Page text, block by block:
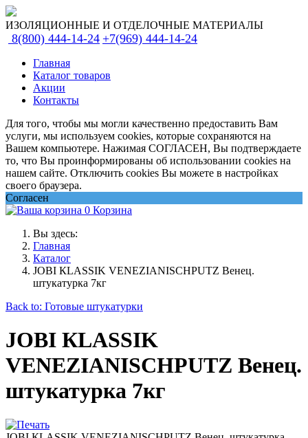
ИЗОЛЯЦИОННЫЕ И ОТДЕЛОЧНЫЕ МАТЕРИАЛЫ
8(800) 444-14-24 +7(969) 444-14-24
Главная
Каталог товаров
Акции
Контакты
Для того, чтобы мы могли качественно предоставить Вам
услуги, мы используем cookies, которые сохраняются на
Вашем компьютере. Нажимая СОГЛАСЕН, Вы подтверждаете
то, что Вы проинформированы об использовании cookies на
нашем сайте. Отключить cookies Вы можете в настройках
своего браузера.
Согласен
0 Корзина
Вы здесь:
Главная
Каталог
JOBI КLASSIK VENEZIANISCHPUTZ Венец.
штукатурка 7кг
Back to: Готовые штукатурки
JOBI КLASSIK
VENEZIANISCHPUTZ Венец.
штукатурка 7кг